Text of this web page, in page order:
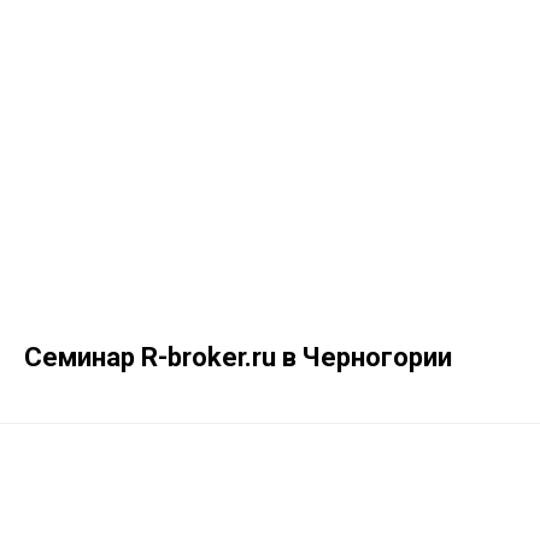
Семинар R-broker.ru в Черногории